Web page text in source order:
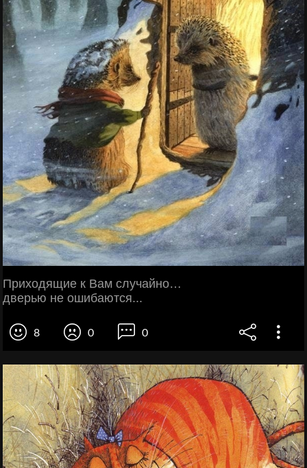
Приходящие к Вам случайно…
дверью не ошибаются...
8 0 0